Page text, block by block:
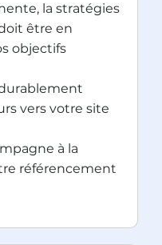
la stratégies
être en
objectifs
vers votre site
à la
référencement